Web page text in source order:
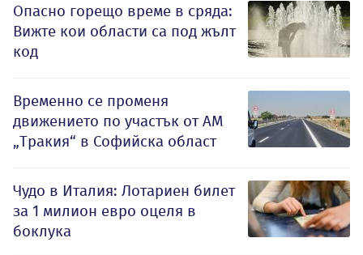
Опасно горещо време в сряда:
Вижте кои области са под жълт
код
Временно се променя
движението по участък от АМ
„Тракия“ в Софийска област
Чудо в Италия: Лотариен билет
за 1 милион евро оцеля в
боклука